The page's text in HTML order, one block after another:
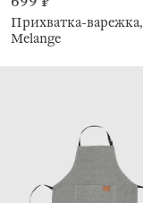
Прихватка-варежка,
Melange